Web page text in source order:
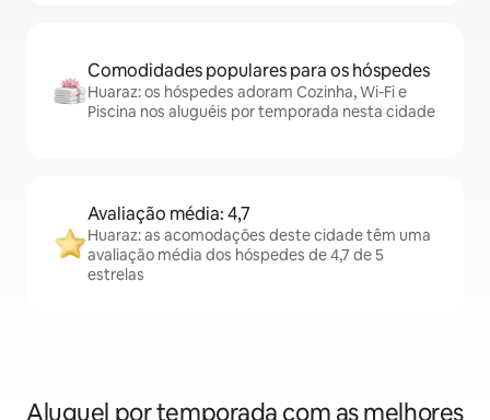
Comodidades populares para os hóspedes
Huaraz: os hóspedes adoram Cozinha, Wi-Fi e
Piscina nos aluguéis por temporada nesta cidade
Avaliação média: 4,7
Huaraz: as acomodações deste cidade têm uma
avaliação média dos hóspedes de 4,7 de 5
estrelas
Aluguel por temporada com as melhores